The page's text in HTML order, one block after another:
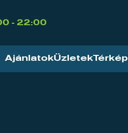
- 22:00
AjánlatokÜzletekTérkép